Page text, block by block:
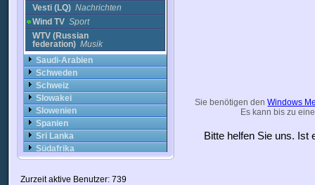
Vesti (LQ) Nachrichten
Wind TV Sport
WTV (Russian
federation) Musik
Saudi-Arabien
Schweden
Schweiz
Slowakei
Slowenien
Spanien
Sri Lanka
Südafrika
Syrien
Taiwan
Sie benötigen denWindows
Es kann bis zu
Bitte helfen Sie uns.
Zurzeit aktive Benutzer: 739